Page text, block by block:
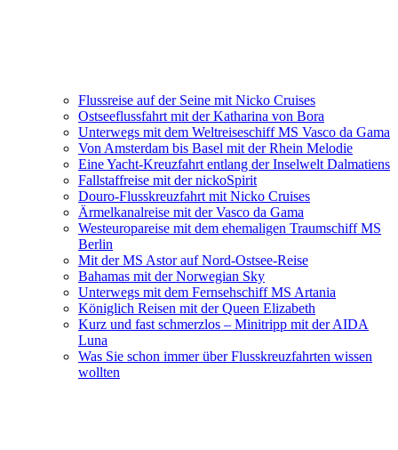
Flussreise auf der Seine mit Nicko Cruises
Ostseeflussfahrt mit der Katharina von Bora
Unterwegs mit dem Weltreiseschiff MS Vasco da Gama
Von Amsterdam bis Basel mit der Rhein Melodie
Eine Yacht-Kreuzfahrt entlang der Inselwelt Dalmatiens
Fallstaffreise mit der nickoSpirit
Douro-Flusskreuzfahrt mit Nicko Cruises
Ärmelkanalreise mit der Vasco da Gama
Westeuropareise mit dem ehemaligen Traumschiff MS
Berlin
Mit der MS Astor auf Nord-Ostsee-Reise
Bahamas mit der Norwegian Sky
Unterwegs mit dem Fernsehschiff MS Artania
Königlich Reisen mit der Queen Elizabeth
Kurz und fast schmerzlos – Minitripp mit der AIDA
Luna
Was Sie schon immer über Flusskreuzfahrten wissen
wollten